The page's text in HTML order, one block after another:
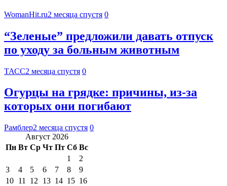
WomanHit.ru2 месяца спустя 0
“Зеленые” предложили давать отпуск
по уходу за больным животным
ТАСС2 месяца спустя 0
Огурцы на грядке: причины, из-за
которых они погибают
Рамблер2 месяца спустя 0
Август 2026
Пн Вт Ср Чт Пт Сб Вс
1
2
3
4 5 6 7 8
9
10 11 12 13 14 15 16